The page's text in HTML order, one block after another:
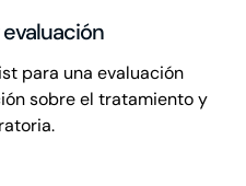
para una evaluación
sobre el tratamiento y